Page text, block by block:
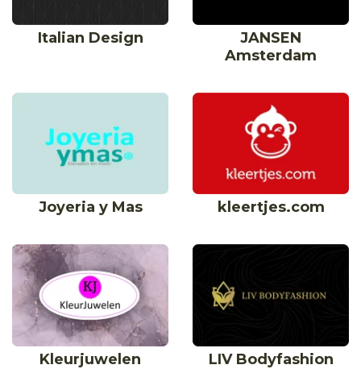
Italian Design
JANSEN
Amsterdam
Joyeria y Mas kleertjes.com
Kleurjuwelen LIV Bodyfashion